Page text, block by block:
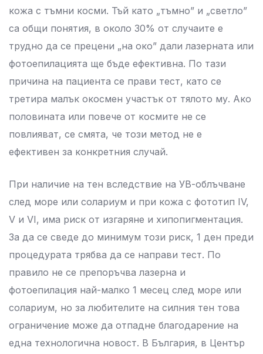
кожа с тъмни косми. Тъй като „тъмно” и „светло”
са общи понятия, в около 30% от случаите е
трудно да се прецени „на око” дали лазерната или
фотоепилацията ще бъде ефективна. По тази
причина на пациента се прави тест, като се
третира малък окосмен участък от тялото му. Ако
половината или повече от космите не се
повлияват, се смята, че този метод не е
ефективен за конкретния случай.
При наличие на тен вследствие на УВ-облъчване
след море или солариум и при кожа с фототип ІV,
V и VІ, има риск от изгаряне и хипопигментация.
За да се сведе до минимум този риск, 1 ден преди
процедурата трябва да се направи тест. По
правило не се препоръчва лазерна и
фотоепилация най-малко 1 месец след море или
солариум, но за любителите на силния тен това
ограничение може да отпадне благодарение на
една технологична новост. В България, в Център